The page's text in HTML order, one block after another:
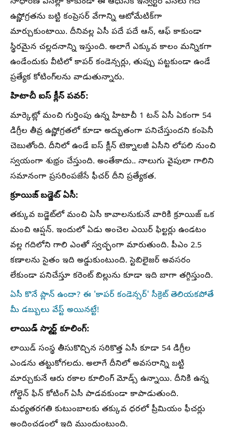
ఉష్ణోగ్రతను బట్టి కంప్రెసర్ వేగాన్ని ఆటోమేటిక్‌గా
మార్చుకుంటాయి. దీనివల్ల ఏసీ పదే పదే ఆన్, ఆఫ్ కాకుండా
స్థిరమైన చల్లదనాన్ని ఇస్తుంది. అలాగే ఎక్కువ కాలం మన్నికగా
ఉండేందుకు వీటిలో కాపర్ కండెన్సర్లు, తుప్పు పట్టకుండా ఉండే
ప్రత్యేక కోటింగ్‌లను వాడుతున్నారు.
హిటాచీ ఐస్ క్లీన్ పవర్:
మార్కెట్లో మంచి గుర్తింపు ఉన్న హిటాచీ 1 టన్ ఏసీ ఏకంగా 54
డిగ్రీల తీవ్ర ఉష్ణోగ్రతలో కూడా అద్భుతంగా పనిచేస్తుందని కంపెనీ
చెబుతోంది. దీనిలో ఉండే ఐస్ క్లీన్ టెక్నాలజీ ఏసీని లోపలి నుంచి
స్వయంగా శుభ్రం చేస్తుంది. అంతేకాదు.. నాలుగు వైపులా గాలిని
సమానంగా ప్రసరింపజేసే ఫీచర్ దీని ప్రత్యేకత.
క్రూయిజ్ బడ్జెట్ ఏసీ:
తక్కువ బడ్జెట్‌లో మంచి ఏసీ కావాలనుకునే వారికి క్రూయిజ్ ఒక
మంచి ఆప్షన్. ఇందులో ఏడు అంచెల ఎయిర్ ఫిల్టర్లు ఉండటం
వల్ల గదిలోని గాలి ఎంతో స్వచ్ఛంగా మారుతుంది. పీఎం 2.5
కణాలను సైతం ఇది అడ్డుకుంటుంది. స్టెబిలైజర్ అవసరం
లేకుండా పనిచేస్తూ కరెంట్ బిల్లును కూడా ఇది బాగా తగ్గిస్తుంది.
ఏసీ కొనే ప్లాన్ ఉందా? ఈ 'కాపర్ కండెన్సర్' సీక్రెట్ తెలియకపోతే
మీ డబ్బులు వేస్ట్ అయినట్టే!
లాయిడ్ స్మార్ట్ కూలింగ్:
లాయిడ్ సంస్థ తీసుకొచ్చిన సరికొత్త ఏసీ కూడా 54 డిగ్రీల
ఎండను తట్టుకోగలదు. అలాగే దీనిలో అవసరాన్ని బట్టి
మార్చుకునే ఆరు రకాల కూలింగ్ మోడ్స్ ఉన్నాయి. దీనికి ఉన్న
గోల్డెన్ ఫిన్ కోటింగ్ ఏసీ పాడవకుండా కాపాడుతుంది.
మధ్యతరగతి కుటుంబాలకు తక్కువ ధరలో ప్రీమియం ఫీచర్లు
అందించడంలో ఇది ముందుంటుంది.